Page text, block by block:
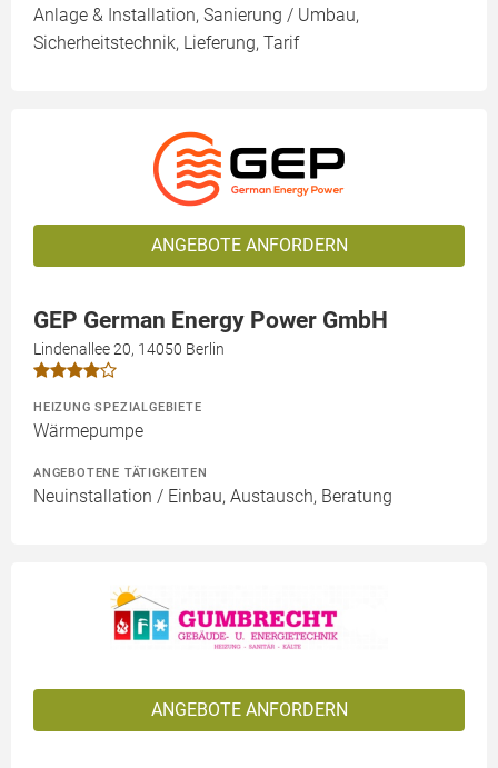
Anlage & Installation, Sanierung / Umbau,
Sicherheitstechnik, Lieferung, Tarif
ANGEBOTE ANFORDERN
GEP German Energy Power GmbH
Lindenallee 20, 14050 Berlin
HEIZUNG SPEZIALGEBIETE
Wärmepumpe
ANGEBOTENE TÄTIGKEITEN
Neuinstallation / Einbau, Austausch, Beratung
ANGEBOTE ANFORDERN